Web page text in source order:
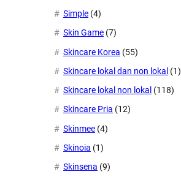
Simple (4)
Skin Game (7)
Skincare Korea (55)
Skincare lokal dan non lokal (1)
Skincare lokal non lokal (118)
Skincare Pria (12)
Skinmee (4)
Skinoia (1)
Skinsena (9)